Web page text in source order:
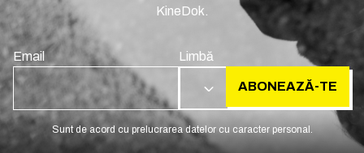
KineDok.
Email Limbă
RO ABONEAZĂ-TE
Sunt de acord cu prelucrarea datelor cu caracter personal.